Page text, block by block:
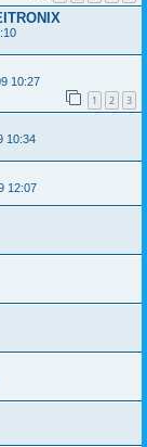
10:27
1 2 3
10:34
12:07